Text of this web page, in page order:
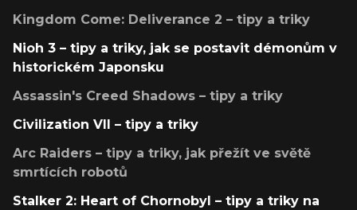
Kingdom Come: Deliverance 2 – tipy a triky
Nioh 3 – tipy a triky, jak se postavit démonům v
historickém Japonsku
Assassin's Creed Shadows – tipy a triky
Civilization VII – tipy a triky
Arc Raiders – tipy a triky, jak přežít ve světě
smrtících robotů
Stalker 2: Heart of Chornobyl – tipy a triky na